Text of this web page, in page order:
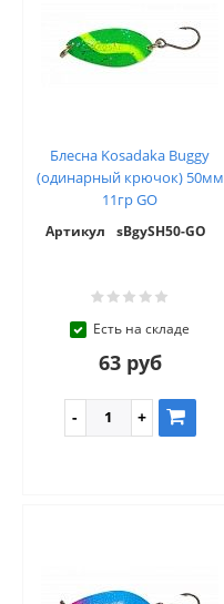
Блесна Kosadaka Buggy
(одинарный крючок) 50мм
11гр GO
Артикул sBgySH50-GO
Есть на складе
63 руб